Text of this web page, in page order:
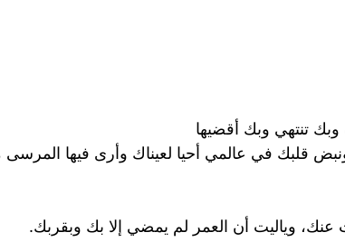
تنتهي وبك أقضيها
قلبك في عالمي أحيا لعيناك وأرى فيها
وياليت أن العمر لم يمضي إلا بك وبقربك.